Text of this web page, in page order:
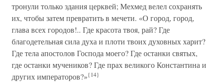
тронули только здания церквей; Мехмед велел сохранять
их, чтобы затем превратить в мечети. «О город, город,
глава всех городов!.. Где красота твоя, рай? Где
благодетельная сила духа и плоти твоих духовных харит?
Где тела апостолов Господа моего? Где останки святых,
где останки мучеников? Где прах великого Константина и
других императоров?»{14}